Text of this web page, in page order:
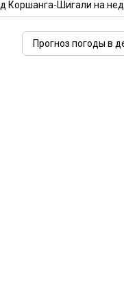
д Коршанга-Шигали на
Прогноз погоды в